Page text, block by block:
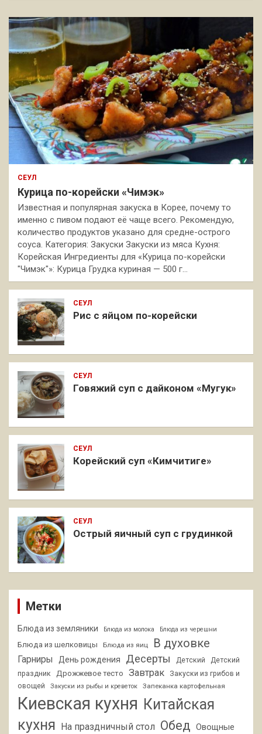
СЕУЛ
Курица по-корейски «Чимэк»
Известная и популярная закуска в Корее, почему то
именно с пивом подают её чаще всего. Рекомендую,
количество продуктов указано для средне-острого
соуса. Категория: Закуски Закуски из мяса Кухня:
Корейская Ингредиенты для «Курица по-корейски
"Чимэк"»: Курица Грудка куриная — 500 г…
СЕУЛ
Рис с яйцом по-корейски
СЕУЛ
Говяжий суп с дайконом «Мугук»
СЕУЛ
Корейский суп «Кимчитиге»
СЕУЛ
Острый яичный суп с грудинкой
Метки
Блюда из земляники Блюда из молока Блюда из черешни
Блюда из шелковицы Блюда из яиц В духовке
Гарниры День рождения Десерты Детский
Детский
праздник
Дрожжевое тесто Завтрак
Закуски из грибов и
овощей
Закуски из рыбы и креветок Запеканка картофельная
Киевская кухня Китайская
кухня На праздничный стол Обед Овощные